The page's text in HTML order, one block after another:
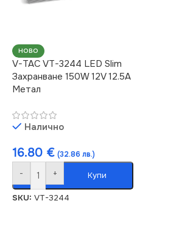
НОВО
V-TAC VT-3244 LED Slim
Захранване 150W 12V 12.5A
Метал
Налично
16.80 € (32.86 лв.)
- + Купи
SKU: VT-3244